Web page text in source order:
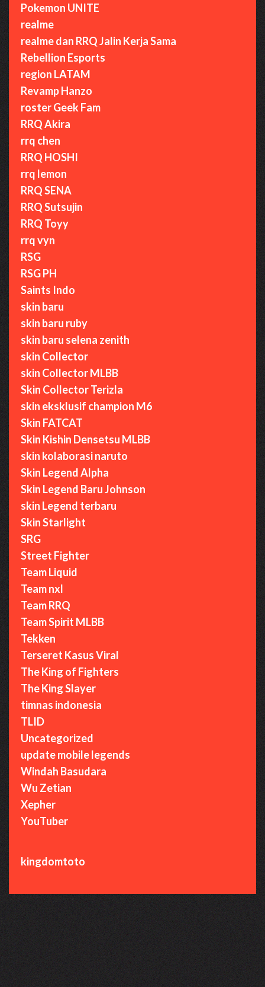
Pokemon UNITE
realme
realme dan RRQ Jalin Kerja Sama
Rebellion Esports
region LATAM
Revamp Hanzo
roster Geek Fam
RRQ Akira
rrq chen
RRQ HOSHI
rrq lemon
RRQ SENA
RRQ Sutsujin
RRQ Toyy
rrq vyn
RSG
RSG PH
Saints Indo
skin baru
skin baru ruby
skin baru selena zenith
skin Collector
skin Collector MLBB
Skin Collector Terizla
skin eksklusif champion M6
Skin FATCAT
Skin Kishin Densetsu MLBB
skin kolaborasi naruto
Skin Legend Alpha
Skin Legend Baru Johnson
skin Legend terbaru
Skin Starlight
SRG
Street Fighter
Team Liquid
Team nxl
Team RRQ
Team Spirit MLBB
Tekken
Terseret Kasus Viral
The King of Fighters
The King Slayer
timnas indonesia
TLID
Uncategorized
update mobile legends
Windah Basudara
Wu Zetian
Xepher
YouTuber
kingdomtoto